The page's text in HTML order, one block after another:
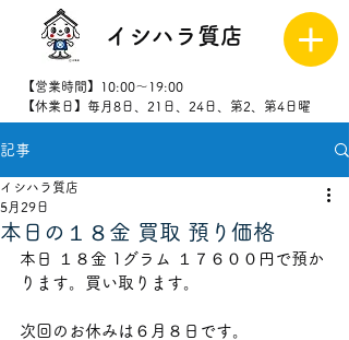
イシハラ質店
【営業時間】10:00～19:00
【休業日】毎月8日、21日、24日、第2、第4日曜
8523
記事
本日の１８金 買取 預り価格
イシハラ質店
5月29日
本日 １８金 1グラム １７６００円で預か
ります。買い取ります。
次回のお休みは６月８日です。